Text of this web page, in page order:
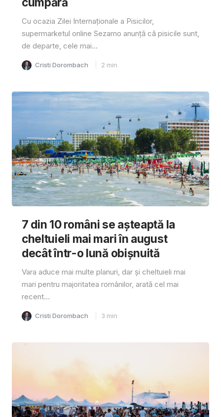
Cu ocazia Zilei Internaționale a Pisicilor,
supermarketul online Sezamo anunță că pisicile sunt,
de departe, cele mai...
Cristi Dorombach 2 min
7 din 10 români se așteaptă la
cheltuieli mai mari în august
decât într-o lună obișnuită
Vara aduce mai multe planuri, dar și cheltuieli mai
mari pentru majoritatea românilor, arată cel mai
recent...
Cristi Dorombach 3 min